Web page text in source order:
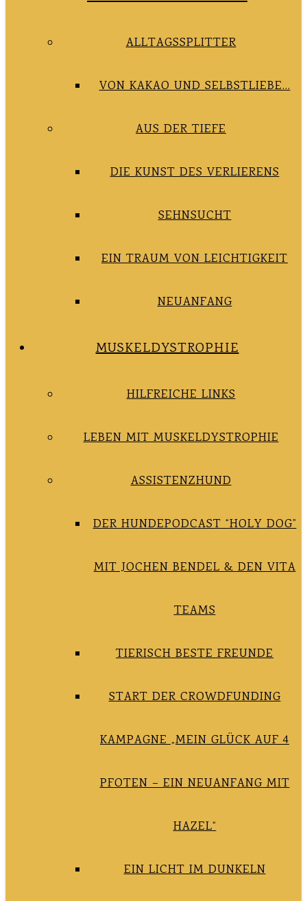
ALLTAGSSPLITTER
VON KAKAO UND SELBSTLIEBE…
AUS DER TIEFE
DIE KUNST DES VERLIERENS
SEHNSUCHT
EIN TRAUM VON LEICHTIGKEIT
NEUANFANG
MUSKELDYSTROPHIE
HILFREICHE LINKS
LEBEN MIT MUSKELDYSTROPHIE
ASSISTENZHUND
DER HUNDEPODCAST “HOLY DOG”
MIT JOCHEN BENDEL & DEN VITA
TEAMS
TIERISCH BESTE FREUNDE
START DER CROWDFUNDING
KAMPAGNE „MEIN GLÜCK AUF 4
PFOTEN – EIN NEUANFANG MIT
HAZEL“
EIN LICHT IM DUNKELN